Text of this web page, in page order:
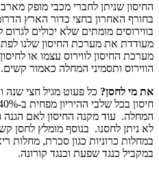
החיסון שניתן לחברי מכבי מופק
בחורף האחרון בחצי כדור הארץ
בווירוסים מומתים שלא יכולים
מעודדת את מערכת החיסון שלנו לפתח
מערכת החיסון לווירוס עצמו או
הווירוס ותסמיני המחלה כאמור קשים.
את מי לחסן? כל פעוט מגיל חצי שנה
המחלה. עוד מקנה החיסון לאם הגנה
לא ניתן לחסנו. בנוסף מומלץ לחסן
במחלות כרוניות כגון סכרת, מחלות
במקביל כנגד שפעת וכנגד קורונה.